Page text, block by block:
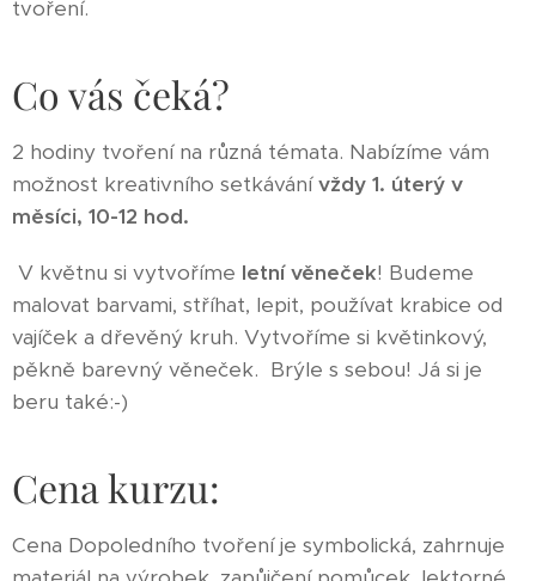
tvoření.
Co vás čeká?
2 hodiny tvoření na různá témata. Nabízíme vám
možnost kreativního setkávánívždy 1. úterý v
měsíci, 10-12 hod.
V květnu si vytvoříme letní věneček! Budeme
malovat barvami, stříhat, lepit, používat krabice od
vajíček a dřevěný kruh. Vytvoříme si květinkový,
pěkně barevný věneček. Brýle s sebou! Já si je
beru také:-)
Cena kurzu:
Cena Dopoledního tvoření je symbolická, zahrnuje